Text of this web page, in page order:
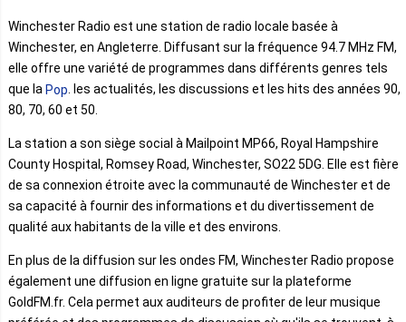
Winchester Radio est une station de radio locale basée à
Winchester, en Angleterre. Diffusant sur la fréquence 94.7 MHz FM,
elle offre une variété de programmes dans différents genres tels
que la Pop . les actualités, les discussions et les hits des années 90,
80, 70, 60 et 50.
La station a son siège social à Mailpoint MP66, Royal Hampshire
County Hospital, Romsey Road, Winchester, SO22 5DG. Elle est fière
de sa connexion étroite avec la communauté de Winchester et de
sa capacité à fournir des informations et du divertissement de
qualité aux habitants de la ville et des environs.
En plus de la diffusion sur les ondes FM, Winchester Radio propose
également une diffusion en ligne gratuite sur la plateforme
GoldFM.fr. Cela permet aux auditeurs de profiter de leur musique